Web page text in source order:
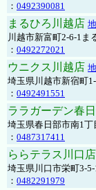
： 0492390081
まるひろ川越店
川越市新富町2-6-1ま
： 0492272021
ウニクス川越店
埼玉県川越市新宿町
： 0492491551
ララガーデン春
埼玉県春日部市南1
： 0487317411
ららテラス川口店
埼玉県川口市栄町3-
： 0482291979